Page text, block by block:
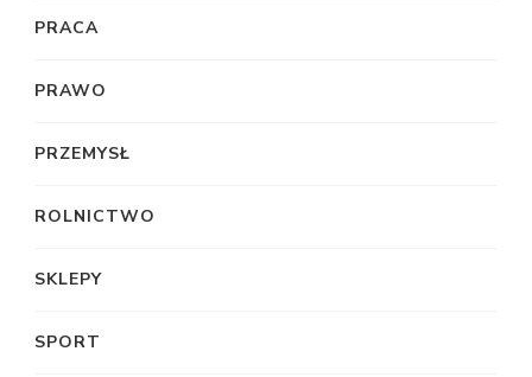
PRACA
PRAWO
PRZEMYSŁ
ROLNICTWO
SKLEPY
SPORT